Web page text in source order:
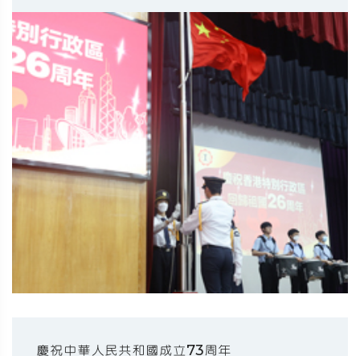
慶祝中華人民共和國成立73周年